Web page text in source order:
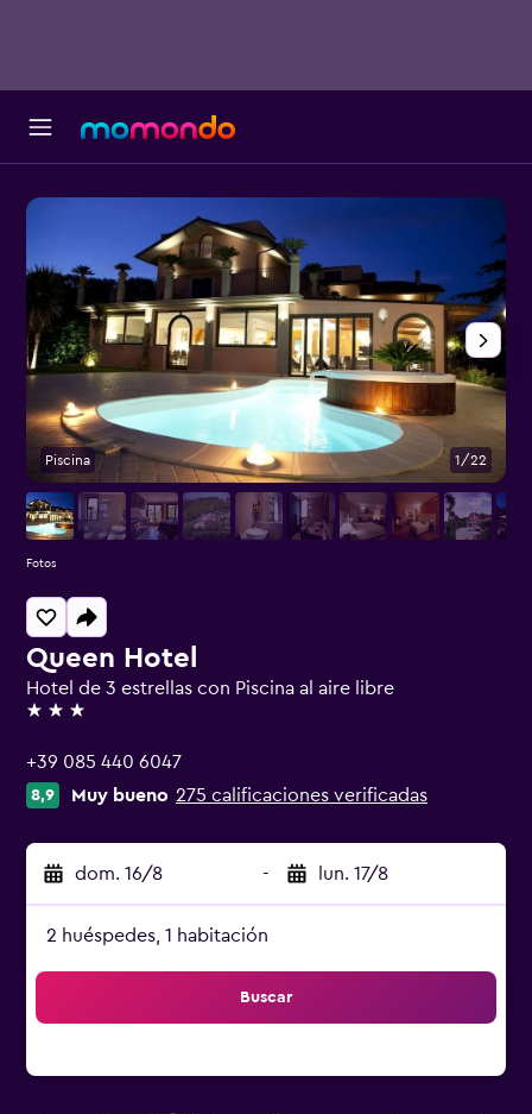
Queen Hotel
Hotel de 3 estrellas con Piscina al aire libre
3 estrellas
+39 085 440 6047
8,9 Muy bueno 275 calificaciones verificadas
dom. 16/8 - lun. 17/8
2 huéspedes, 1 habitación
Buscar
Piscina 1/22
Fotos